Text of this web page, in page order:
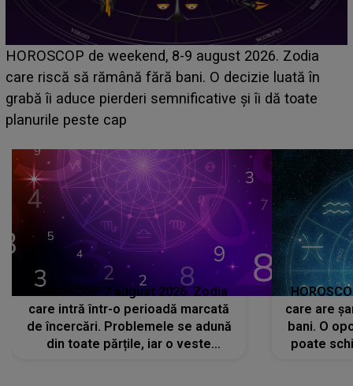
Emanuel a ținut ACEST DETALIU ASCUNS până
acum! În fața Alexandrei, concurentul din Casa Iubirii
face o MĂRTURISIRE NEAȘTEPTATĂ despre mama
sa: "I-am spus și ei în față, eu nu te iubesc pentru
HOROSCOP 7 august 2026. Zodia
care intră într-o perioadă marcată
de încercări. Problemele se adună
din toate părțile, iar o veste
care are
bani. O
poate